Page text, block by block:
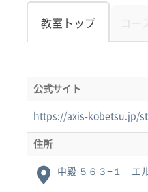
教室トップ コー
公式サイト
https://axis-kobetsu.jp/
住所
中殿 ５６３−１ エ